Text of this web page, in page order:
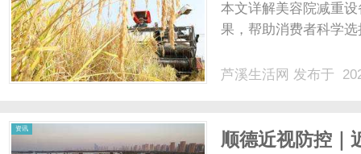
本文详解美容院减重
果，帮助消费者科学
芦溪生活网 发布于
资讯
顺德近视防控｜